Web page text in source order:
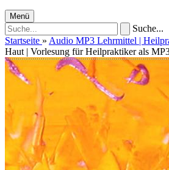
Menü
Suche...
Startseite » Audio MP3 Lehrmittel |
Haut | Vorlesung für Heilpraktiker als